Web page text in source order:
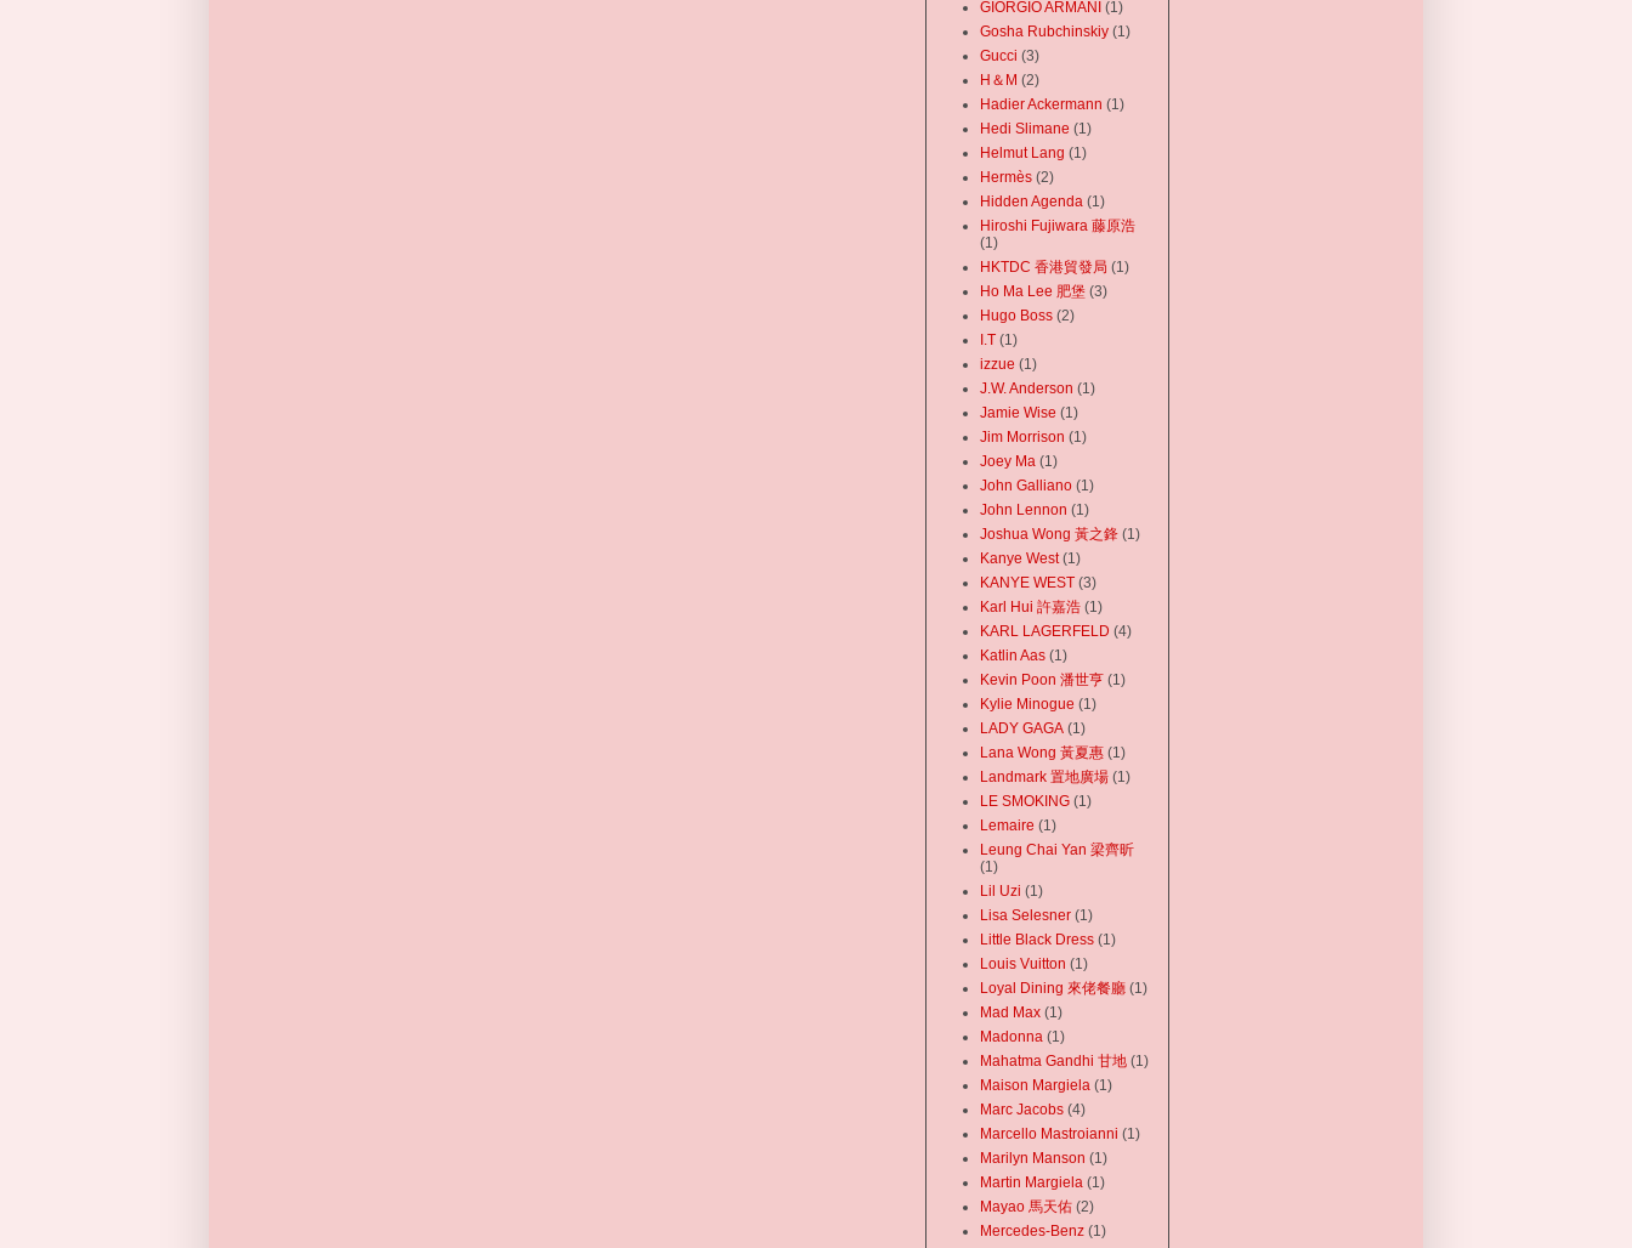
GIORGIO ARMANI (1)
Gosha Rubchinskiy (1)
Gucci (3)
H＆M (2)
Hadier Ackermann (1)
Hedi Slimane (1)
Helmut Lang‬ (1)
Hermès (2)
Hidden Agenda (1)
Hiroshi Fujiwara 藤原浩
(1)
HKTDC 香港貿發局 (1)
Ho Ma Lee 肥堡 (3)
Hugo Boss (2)
I.T (1)
izzue (1)
J.W. Anderson (1)
Jamie Wise (1)
Jim Morrison (1)
Joey Ma (1)
John Galliano (1)
John Lennon (1)
Joshua Wong 黃之鋒 (1)
Kanye West‬ (1)
KANYE WEST (3)
Karl Hui 許嘉浩 (1)
KARL LAGERFELD (4)
Katlin Aas (1)
Kevin Poon 潘世亨 (1)
Kylie Minogue (1)
LADY GAGA (1)
Lana Wong 黃夏惠 (1)
Landmark 置地廣場 (1)
LE SMOKING (1)
Lemaire (1)
Leung Chai Yan 梁齊昕
(1)
Lil Uzi (1)
Lisa Selesner (1)
Little Black Dress (1)
Louis Vuitton (1)
Loyal Dining 來佬餐廳 (1)
Mad Max (1)
Madonna (1)
Mahatma Gandhi 甘地 (1)
Maison Margiela (1)
Marc Jacobs (4)
Marcello Mastroianni (1)
Marilyn Manson (1)
Martin Margiela (1)
Mayao 馬天佑 (2)
Mercedes-Benz (1)